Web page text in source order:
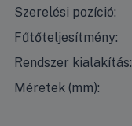
Szerelési pozíció:
Fűtőteljesítmény:
Rendszer kialakítás:
Méretek (mm):